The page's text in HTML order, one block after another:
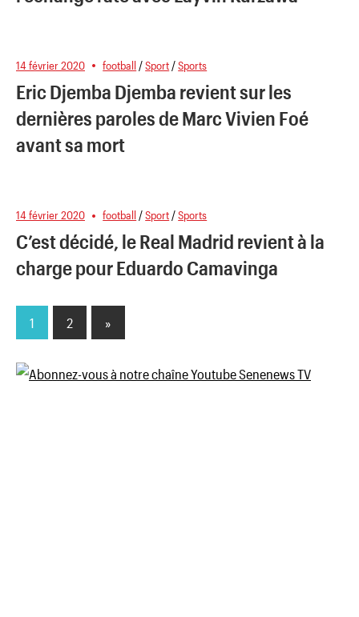
14 février 2020 football /Sport /Sports
Eric Djemba Djemba revient sur les
dernières paroles de Marc Vivien Foé
avant sa mort
14 février 2020 football /Sport /Sports
C’est décidé, le Real Madrid revient à la
charge pour Eduardo Camavinga
Pagination
des
1 2
Next
»